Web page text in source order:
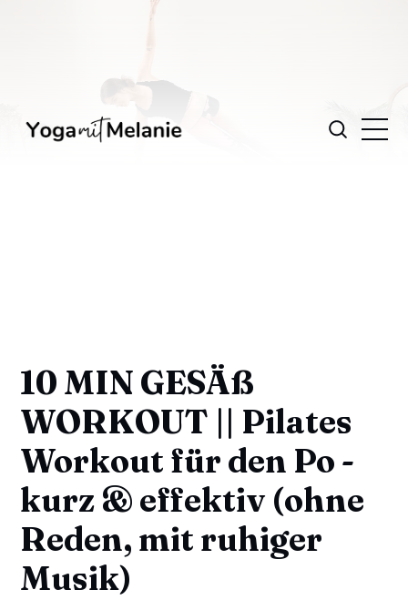
10 MIN GESÄß
WORKOUT || Pilates
Workout für den Po -
kurz & effektiv (ohne
Reden, mit ruhiger
Musik)